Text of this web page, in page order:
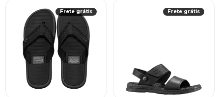
Frete grátis Frete grátis